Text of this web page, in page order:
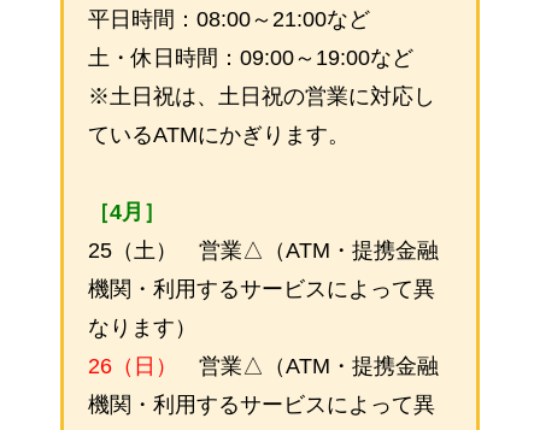
平日時間：08:00～21:00など
土・休日時間：09:00～19:00など
※土日祝は、土日祝の営業に対応し
ているATMにかぎります。
［4月］
25（土） 営業△（ATM・提携金融
機関・利用するサービスによって異
なります）
26（日）
営業△（ATM・提携金融
機関・利用するサービスによって異